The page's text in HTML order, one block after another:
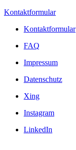
Kontaktformular
Kontaktformular
FAQ
Impressum
Datenschutz
Xing
Instagram
LinkedIn